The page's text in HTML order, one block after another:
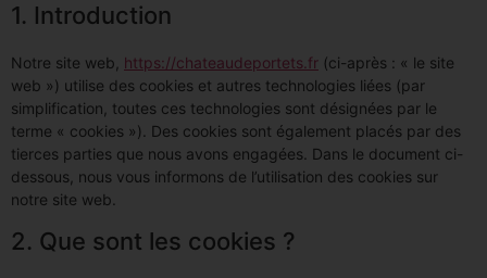
1. Introduction
Notre site web, https://chateaudeportets.fr (ci-après : « le site
web ») utilise des cookies et autres technologies liées (par
simplification, toutes ces technologies sont désignées par le
terme « cookies »). Des cookies sont également placés par des
tierces parties que nous avons engagées. Dans le document ci-
dessous, nous vous informons de l’utilisation des cookies sur
notre site web.
2. Que sont les cookies ?